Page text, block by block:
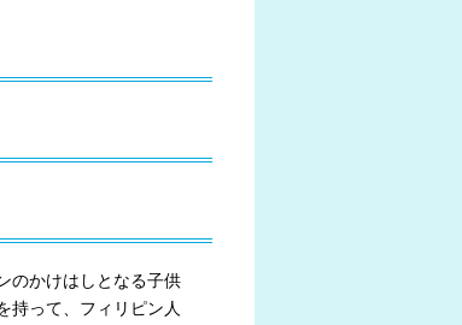
のかけはしとなる子供
持って、フィリピン人